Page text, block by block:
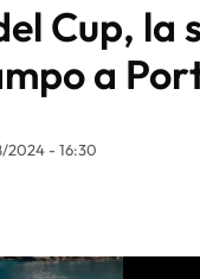
Cup, la
a
2024 - 16:30